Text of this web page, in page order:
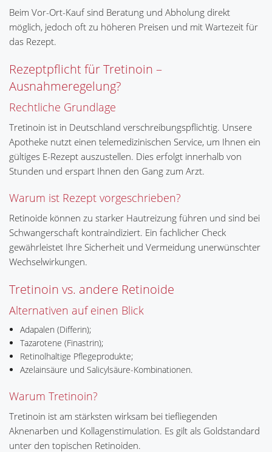
Beim Vor-Ort-Kauf sind Beratung und Abholung direkt
möglich, jedoch oft zu höheren Preisen und mit Wartezeit für
das Rezept.
Rezeptpflicht für Tretinoin –
Ausnahmeregelung?
Rechtliche Grundlage
Tretinoin ist in Deutschland verschreibungspflichtig. Unsere
Apotheke nutzt einen telemedizinischen Service, um Ihnen ein
gültiges E-Rezept auszustellen. Dies erfolgt innerhalb von
Stunden und erspart Ihnen den Gang zum Arzt.
Warum ist Rezept vorgeschrieben?
Retinoide können zu starker Hautreizung führen und sind bei
Schwangerschaft kontraindiziert. Ein fachlicher Check
gewährleistet Ihre Sicherheit und Vermeidung unerwünschter
Wechselwirkungen.
Tretinoin vs. andere Retinoide
Alternativen auf einen Blick
Adapalen (Differin);
Tazarotene (Finastrin);
Retinolhaltige Pflegeprodukte;
Azelainsäure und Salicylsäure-Kombinationen.
Warum Tretinoin?
Tretinoin ist am stärksten wirksam bei tiefliegenden
Aknenarben und Kollagenstimulation. Es gilt als Goldstandard
unter den topischen Retinoiden.